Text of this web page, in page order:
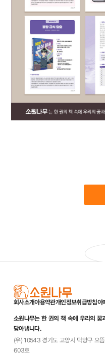
회사소개이용약관개인정보취급방침이
소원나무는 한 권의 책 속에 우리의
담아냅니다.
(우) 10543 경기도 고양시 덕양구 으
603호